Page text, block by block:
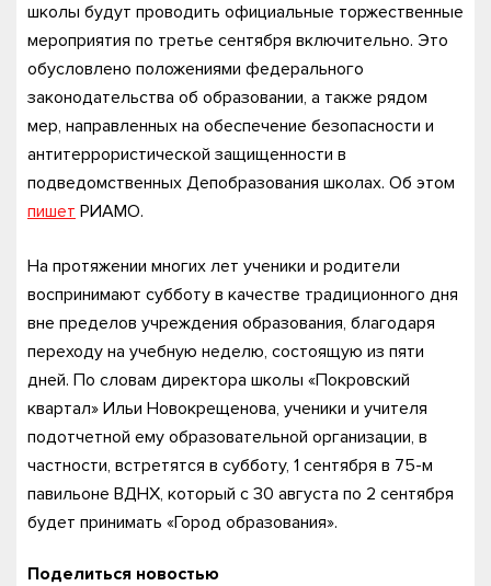
школы будут проводить официальные торжественные
мероприятия по третье сентября включительно. Это
обусловлено положениями федерального
законодательства об образовании, а также рядом
мер, направленных на обеспечение безопасности и
антитеррористической защищенности в
подведомственных Депобразования школах. Об этом
пишет РИАМО.
На протяжении многих лет ученики и родители
воспринимают субботу в качестве традиционного дня
вне пределов учреждения образования, благодаря
переходу на учебную неделю, состоящую из пяти
дней. По словам директора школы «Покровский
квартал» Ильи Новокрещенова, ученики и учителя
подотчетной ему образовательной организации, в
частности, встретятся в субботу, 1 сентября в 75-м
павильоне ВДНХ, который с 30 августа по 2 сентября
будет принимать «Город образования».
Поделиться новостью